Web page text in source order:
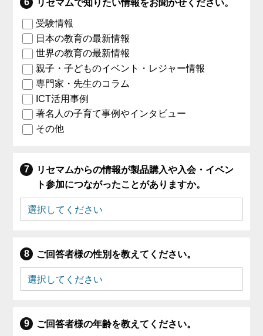
リセマムで知りたい情報をお聞かせください。
受験情報
日本の教育の最新情報
世界の教育の最新情報
親子・子どものイベント・レジャー情報
専門家・先生のコラム
ICT活用事例
著名人の子育て事例やインタビュー
その他
リセマムからの情報が製品購入や入会・イベン
ト参加につながったことがありますか。
ご回答者様の性別を教えてください。
ご回答者様の年齢を教えてください。